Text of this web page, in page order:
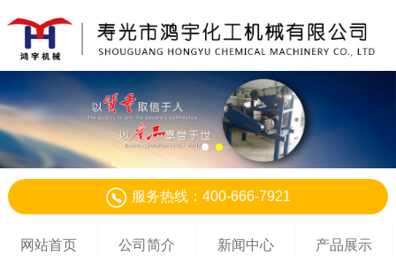
服务热线：400-666-7921
网站首页 公司简介 新闻中心 产品展示